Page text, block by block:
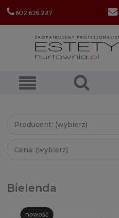
602 626 237
Producent: (wybierz)
Cena: (wybierz)
Bielenda
nowość